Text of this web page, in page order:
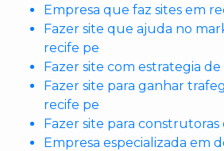
Empresa que faz sites em
Fazer site que ajuda no
recife pe
Fazer site com estrategia
Fazer site para ganhar
recife pe
Fazer site para construtoras
Empresa especializada em